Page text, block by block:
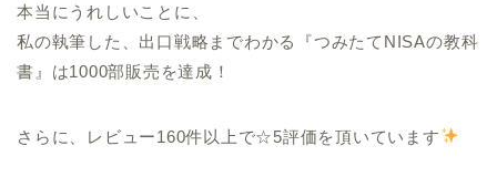
本当にうれしいことに、
私の執筆した、出口戦略までわかる『つみたてNISAの教科
書』は1000部販売を達成！
さらに、レビュー160件以上で☆5評価を頂いています